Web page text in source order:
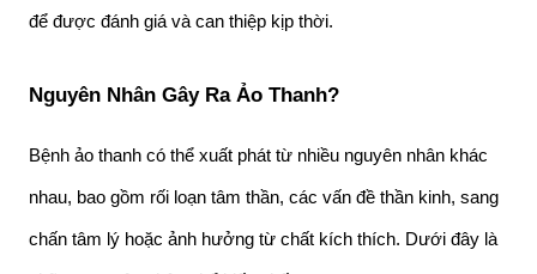
để được đánh giá và can thiệp kịp thời.
Nguyên Nhân Gây Ra Ảo Thanh?
Bệnh ảo thanh có thể xuất phát từ nhiều nguyên nhân khác
nhau, bao gồm rối loạn tâm thần, các vấn đề thần kinh, sang
chấn tâm lý hoặc ảnh hưởng từ chất kích thích. Dưới đây là